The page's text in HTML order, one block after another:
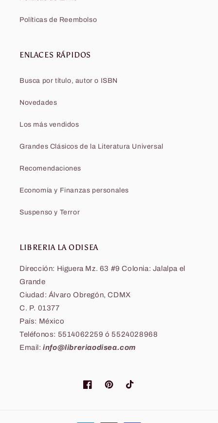
Políticas de Reembolso
ENLACES RÁPIDOS
Busca por título, autor o ISBN
Novedades
Los más vendidos
Grandes Clásicos de la Literatura Universal
Recomendaciones
Economía y Finanzas personales
Suspenso y Terror
LIBRERIA LA ODISEA
Dirección: Higuera Mz. 63 #9 Colonia: Jalalpa el
Grande
Ciudad: Álvaro Obregón, CDMX
C. P. 01377
País: México
Teléfonos: 5514062259 ó 5524028968
Email: info@libreriaodisea.com
FacebookPinterestTikTok